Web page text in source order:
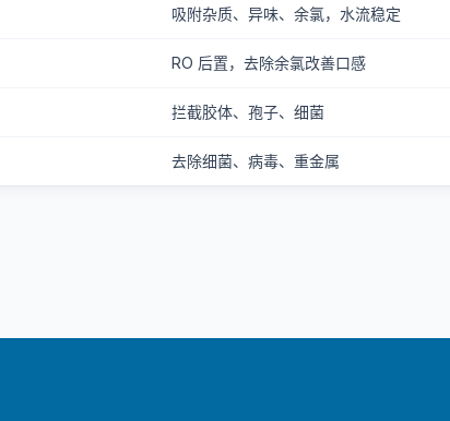
吸附杂质、异味、余氯，水流稳定
RO 后置，去除余氯改善口感
拦截胶体、孢子、细菌
去除细菌、病毒、重金属